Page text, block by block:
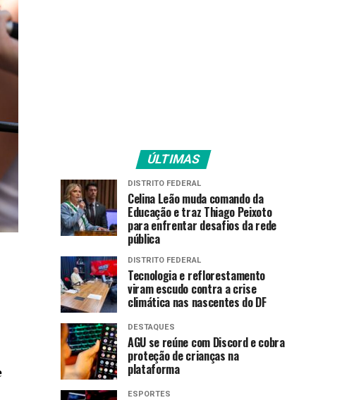
ÚLTIMAS
DISTRITO FEDERAL
Celina Leão muda comando da
Educação e traz Thiago Peixoto
para enfrentar desafios da rede
pública
DISTRITO FEDERAL
Tecnologia e reflorestamento
viram escudo contra a crise
climática nas nascentes do DF
DESTAQUES
AGU se reúne com Discord e cobra
proteção de crianças na
plataforma
ESPORTES